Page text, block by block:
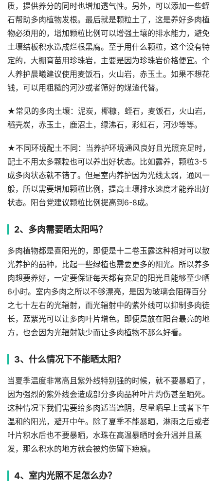
质，提供养分的同时也增加透气性。另外，可以添加一些蛭
石帮助多肉植物发根。最后就是颗粒土了，这是养好多肉植
物必须用的，增加颗粒比例可以增强土壤的排水能力，避免
土壤结板积水造成烂根黑腐。至于用什么颗粒，这个没有特
定的，大棚育苗用珍珠岩，主要是因为珍珠岩价格便宜。个
人养护晨曦建议使用麦饭石，火山岩，赤玉土。如果不想花
钱，可以用粗糙的河沙或者筛好的煤渣代替。
★常见的多肉土壤：泥炭，椰糠，蛭石，麦饭石，火山岩，
稻壳炭，赤玉土，鹿沼土，绿沸石，彩虹石，河沙等等。
★不同环境配土不同：当养护环境通风良好且光照充足时，
配土不用太多颗粒也可以养出好状态。比如露养，颗粒3-5
成多肉状态就不错了。但是室内养护因为光线太弱，通风一
般，所以需要增加颗粒比例，提高土壤排水速度才能养出好
状态。阳台党建议颗粒比例提高到6-8成。
2、多肉需要晒太阳吗？
多肉植物都是喜阳光的，即便是十二卷玉露这种相对可以散
光养护的品种，比起一些绿植也需要更多的阳光。所以养多
肉想要养好，一定要保证每天都有充足的阳光且能够至少晒
6小时。室内多肉之所以不够漂亮，是因为玻璃会阻碍百分
之七十左右的光辐射，而光辐射中的紫外线可以抑制多肉徒
长，蓝紫光可以让多肉叶片增色。即便是放在阳台最亮的地
方，也会因为光辐射缺少而让多肉植物不那么好看。
3、什么情况下不能晒太阳？
当夏季温度非常高且紫外线特别强的时候，就不要暴晒了，
因为强烈的紫外线会造成部分多肉品种叶片灼伤甚至晒死。
这种情况下我们需要给多肉适当遮阴，尽量晒早上或者下午
温和的阳光，避开中午。除了夏季不能暴晒，淋雨之后或者
叶片积水后也不要暴晒，水珠在高温暴晒时会升温并且蒸
发，那么积水的地方就会被灼伤留下疤痕。
4、室内光照不足怎么办？